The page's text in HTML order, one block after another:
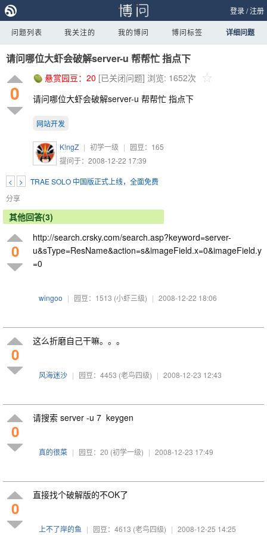
登录/注册
问题列表 我关注的 我的博问 博问标签 详细问题
请问哪位大虾会破解server-u 帮帮忙 指点下
0
悬赏园豆： 20 [已关闭问题] 浏览: 1652次
请问哪位大虾会破解server-u 帮帮忙 指点下
网站开发
K!ngZ | 初学一级 | 园豆： 165
提问于：2008-12-22 17:39
< >
TRAE SOLO 中国版正式上线，全面免费
分享
其他回答(3)
0
http://search.crsky.com/search.asp?keyword=server-
u&sType=ResName&action=s&imageField.x=0&imageField.y
=0
wingoo | 园豆：1513 (小虾三级) | 2008-12-22 18:06
0
这么折磨自己干嘛。。。
风海迷沙 | 园豆：4453 (老鸟四级) | 2008-12-23 12:43
0
请搜索 server -u 7 keygen
真的很菜 | 园豆：20 (初学一级) | 2008-12-23 17:49
0
直接找个破解版的不OK了
上不了岸的鱼 | 园豆：4613 (老鸟四级) | 2008-12-25 14:25